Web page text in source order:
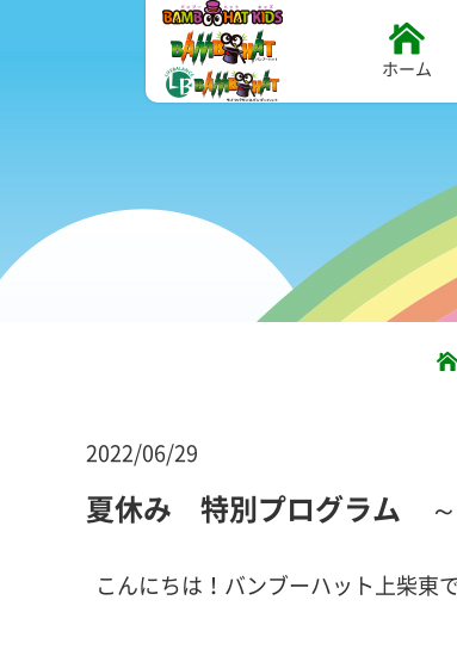
ホーム
2022/06/29
夏休み 特別プログラム ～
こんにちは！バンブーハット上柴東